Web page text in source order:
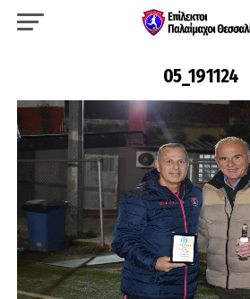
05_191124